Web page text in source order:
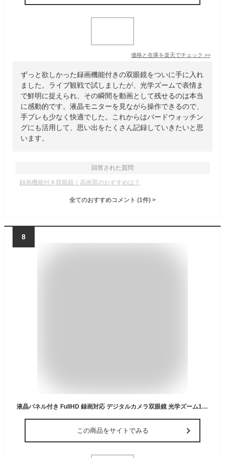
価格と在庫を楽天でチェック >>
ずっと欲しかった録画機能付きの双眼鏡をついに手に入れ
ました。ライブ観戦で試しましたが、光学ズームで表情ま
で鮮明に捉えられ、その瞬間を動画として残せるのは本当
に感動的です。液晶モニターを見ながら操作できるので、
手ブレも少なく快適でした。これからはバードウォッチン
グにも活用して、思い出をたくさん記録していきたいと思
います。
回答された質問
録画機能付き双眼鏡｜高画質のおすすめは？
全てのおすすめコメント (1件) >
8
液晶パネル付き FullHD 録画対応 デジタルカメラ双眼鏡 光学ズーム12倍 野外フェス 野鳥観察 自然撮影 ◇FS-608
この商品をサイトでみる